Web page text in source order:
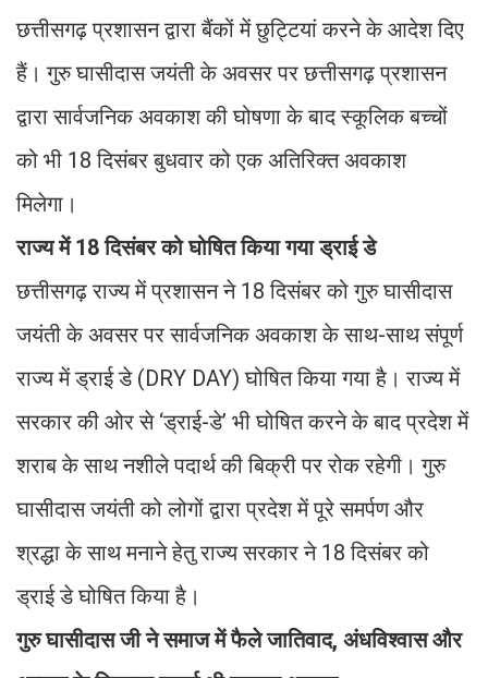
छत्तीसगढ़ प्रशासन द्वारा बैंकों में छुट्टियां करने के आदेश दिए
हैं। गुरु घासीदास जयंती के अवसर पर छत्तीसगढ़ प्रशासन
द्वारा सार्वजनिक अवकाश की घोषणा के बाद स्कूलिक बच्चों
को भी 18 दिसंबर बुधवार को एक अतिरिक्त अवकाश
मिलेगा।
राज्य में 18 दिसंबर को घोषित किया गया ड्राई डे
छत्तीसगढ़ राज्य में प्रशासन ने 18 दिसंबर को गुरु घासीदास
जयंती के अवसर पर सार्वजनिक अवकाश के साथ-साथ संपूर्ण
राज्य में ड्राई डे (DRY DAY) घोषित किया गया है। राज्य में
सरकार की ओर से ‘ड्राई-डे’ भी घोषित करने के बाद प्रदेश में
शराब के साथ नशीले पदार्थ की बिक्री पर रोक रहेगी। गुरु
घासीदास जयंती को लोगों द्वारा प्रदेश में पूरे समर्पण और
श्रद्धा के साथ मनाने हेतु राज्य सरकार ने 18 दिसंबर को
ड्राई डे घोषित किया है।
गुरु घासीदास जी ने समाज में फैले जातिवाद, अंधविश्वास और